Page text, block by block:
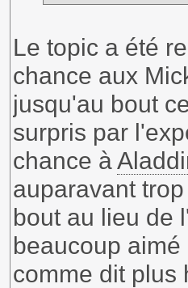
Le topic a été
chance aux
jusqu'au bout
surpris par
chance à
auparavant
bout au lieu de
beaucoup
comme dit plus